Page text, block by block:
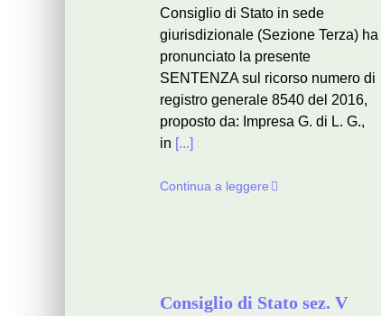
Consiglio di Stato in sede
giurisdizionale (Sezione Terza) ha
pronunciato la presente
SENTENZA sul ricorso numero di
registro generale 8540 del 2016,
proposto da: Impresa G. di L. G.,
in [...]
Continua a leggere
Consiglio di Stato sez. V